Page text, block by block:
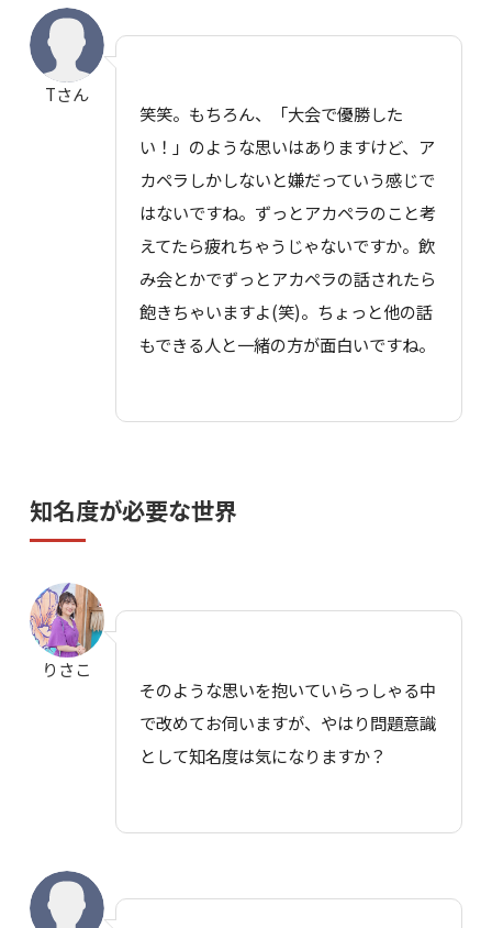
Tさん
笑笑。もちろん、「大会で優勝した
い！」のような思いはありますけど、ア
カペラしかしないと嫌だっていう感じで
はないですね。ずっとアカペラのこと考
えてたら疲れちゃうじゃないですか。飲
み会とかでずっとアカペラの話されたら
飽きちゃいますよ(笑)。ちょっと他の話
もできる人と一緒の方が面白いですね。
知名度が必要な世界
りさこ
そのような思いを抱いていらっしゃる中
で改めてお伺いますが、やはり問題意識
として知名度は気になりますか？